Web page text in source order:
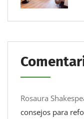
Rosaura
consejos para